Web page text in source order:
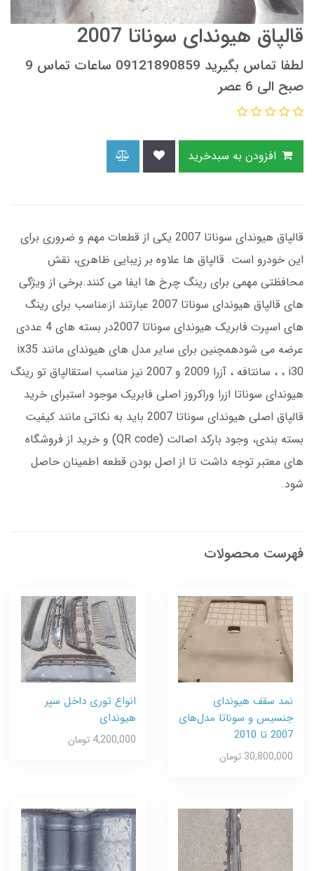
قالپاق هیوندای سوناتا 2007
لطفا تماس بگیرید 09121890859 ساعات تماس 9
صبح الی 6 عصر
قالپاق هیوندای سوناتا 2007 یکی از قطعات مهم و ضروری برای
این خودرو است. قالپاق ها علاوه بر زیبایی ظاهری، نقش
محافظتی مهمی برای رینگ چرخ ها ایفا می کنند.برخی از ویژگی
های قالپاق هیوندای سوناتا 2007 عبارتند از:مناسب برای رینگ
های اسپرت فابریک هیوندای سوناتا 2007در بسته های 4 عددی
عرضه می شودهمچنین برای سایر مدل های هیوندای مانند ix35
، i30 ، سانتافه ، آزرا 2009 و 2007 نیز مناسب استقالپاق تو رینگ
هیوندای سوناتا ازرا وراکروز اصلی فابریک موجود استبرای خرید
قالپاق اصلی هیوندای سوناتا 2007 باید به نکاتی مانند کیفیت
بسته بندی، وجود بارکد اصالت (QR code) و خرید از فروشگاه
های معتبر توجه داشت تا از اصل بودن قطعه اطمینان حاصل
شود.
فهرست محصولات
نمد سقف هیوندای
جنسیس و سوناتا مدل‌های
2007 تا 2010
30,800,000 تومان
انواع توری داخل سپر
هیوندای
4,200,000 تومان